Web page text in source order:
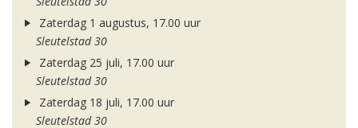
Zaterdag 1 augustus, 17.00 uur
Sleutelstad 30
Zaterdag 25 juli, 17.00 uur
Sleutelstad 30
Zaterdag 18 juli, 17.00 uur
Sleutelstad 30